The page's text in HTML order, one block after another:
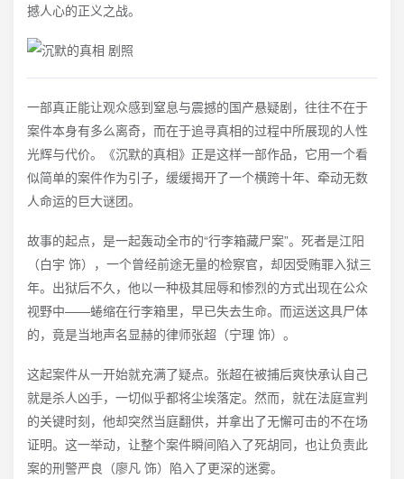
撼人心的正义之战。
一部真正能让观众感到窒息与震撼的国产悬疑剧，往往不在于
案件本身有多么离奇，而在于追寻真相的过程中所展现的人性
光辉与代价。《沉默的真相》正是这样一部作品，它用一个看
似简单的案件作为引子，缓缓揭开了一个横跨十年、牵动无数
人命运的巨大谜团。
故事的起点，是一起轰动全市的“行李箱藏尸案”。死者是江阳
（白宇 饰），一个曾经前途无量的检察官，却因受贿罪入狱三
年。出狱后不久，他以一种极其屈辱和惨烈的方式出现在公众
视野中——蜷缩在行李箱里，早已失去生命。而运送这具尸体
的，竟是当地声名显赫的律师张超（宁理 饰）。
这起案件从一开始就充满了疑点。张超在被捕后爽快承认自己
就是杀人凶手，一切似乎都将尘埃落定。然而，就在法庭宣判
的关键时刻，他却突然当庭翻供，并拿出了无懈可击的不在场
证明。这一举动，让整个案件瞬间陷入了死胡同，也让负责此
案的刑警严良（廖凡 饰）陷入了更深的迷雾。